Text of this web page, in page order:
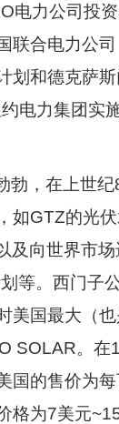
电力公司投
联合电力公
划和德克萨
电力集团实
勃，在上世
如GTZ的光
及向世界市
等。西门子
美国最大（也
SOLAR。在
国的售价为
格为7美元